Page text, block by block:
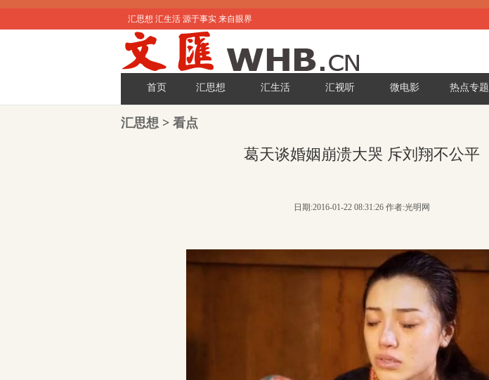
汇思想 汇生活 源于事实 来自眼界
首页 汇思想 汇生活 汇视听 微电影 热点专题
汇思想 > 看点
葛天谈婚姻崩溃大哭 斥刘翔不公平
日期:2016-01-22 08:31:26 作者:光明网